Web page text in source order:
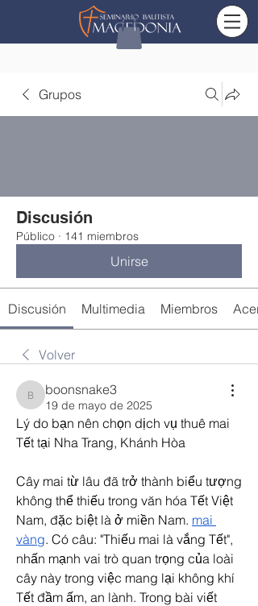
Grupos
Discusión
Público · 141 miembros
Unirse
Discusión Multimedia Miembros
Volver
boonsnake3
boonsnake3
19 de mayo de 2025
Lý do bạn nên chọn dịch vụ thuê mai
Tết tại Nha Trang, Khánh Hòa
Cây mai từ lâu đã trở thành biểu tượng
không thể thiếu trong văn hóa Tết Việt
Nam, đặc biệt là ở miền Nam. mai
vàng. Có câu: "Thiếu mai là vắng Tết",
nhấn mạnh vai trò quan trọng của loài
cây này trong việc mang lại không khí
Tết đầm ấm, an lành. Trong bài viết